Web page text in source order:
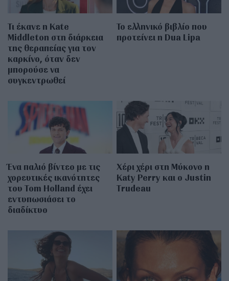
Τι έκανε η Kate
Middleton στη διάρκεια
της θεραπείας για τον
καρκίνο, όταν δεν
μπορούσε να
συγκεντρωθεί
Το ελληνικό βιβλίο που
προτείνει η Dua Lipa
Ένα παλιό βίντεο με τις
χορευτικές ικανότητες
του Tom Holland έχει
εντυπωσιάσει το
διαδίκτυο
Χέρι χέρι στη Μύκονο η
Katy Perry και ο Justin
Trudeau